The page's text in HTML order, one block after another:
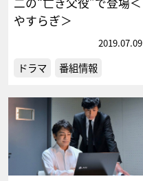
やすらぎ＞
2019.07.09
ドラマ 番組情報